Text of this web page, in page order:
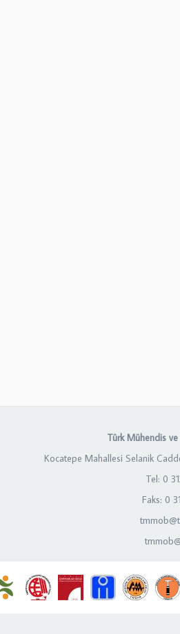
Türk Mühendis
Kocatepe Mahallesi Selanik
Tel: 0
Faks: 0